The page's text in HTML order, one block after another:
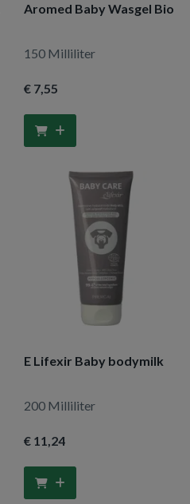
Aromed Baby Wasgel Bio
150 Milliliter
€ 7,55
E Lifexir Baby bodymilk
200 Milliliter
€ 11,24